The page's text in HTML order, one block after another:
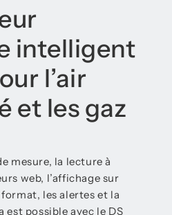
intelligent
l’air
et les gaz
mesure, la lecture à
web, l’affichage sur
les alertes et la
est possible avec le DS